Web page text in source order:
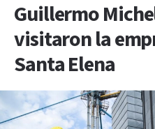
Guillermo
visitaron la
Santa Elena